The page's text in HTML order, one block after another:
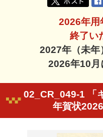
2026年用
終了い
2027年（未年
2026年10月
02_CR_049-1 「
年賀状